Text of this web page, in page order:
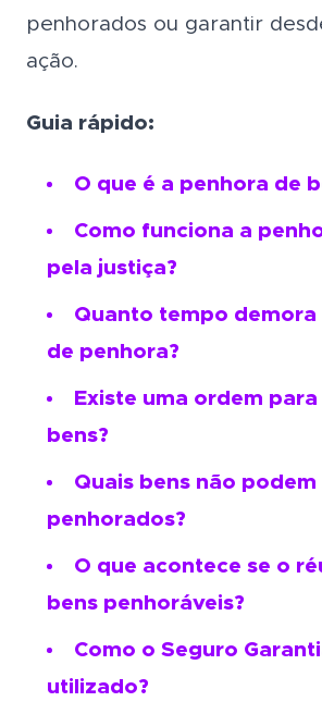
penhorados ou garantir
ação.
Guia rápido:
O que é a penhora de
Como funciona a
pela justiça?
Quanto tempo demora
de penhora?
Existe uma ordem
bens?
Quais bens não podem
penhorados?
O que acontece se o
bens penhoráveis?
Como o Seguro
utilizado?